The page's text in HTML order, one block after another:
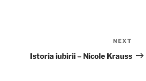
Post
NEXT
Istoria iubirii – Nicole Krauss